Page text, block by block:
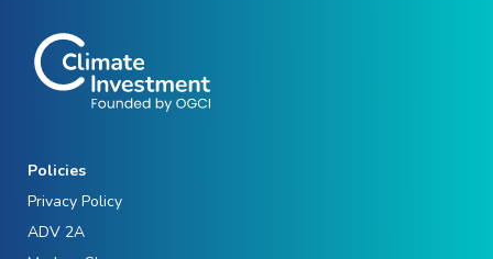
Policies
Privacy Policy
ADV 2A